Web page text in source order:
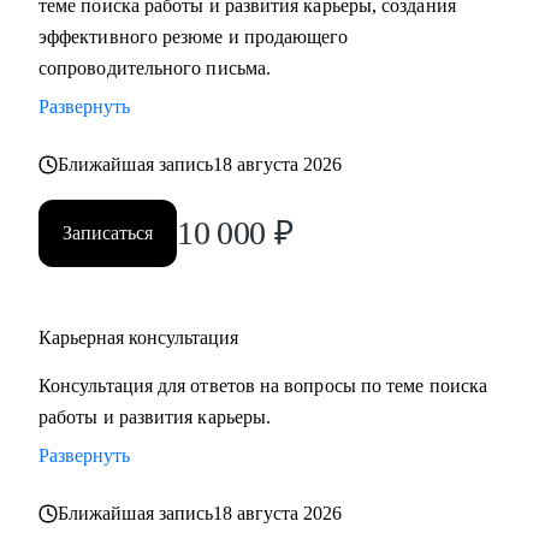
сложные вопросы.
Кому могу помочь:
среднего звена
при смене деятельности, перерыве в карьере, в том числе
• Административный персонал
• Страхование
• Продажи / Услуги
• Информационные технологии
Мой подход в работе – не делаю за вас, делаю вместе с
теме поиска работы и развития карьеры, создания
эффективного резюме и продающего
сопроводительного письма.
Развернуть
Ближайшая запись18 августа 2026
Записаться 10 000 ₽
Карьерная консультация
Консультация для ответов на вопросы по теме поиска
работы и развития карьеры.
Развернуть
Ближайшая запись18 августа 2026